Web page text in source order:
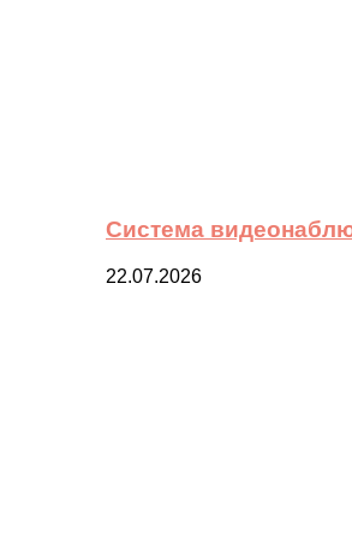
Система
22.07.2026